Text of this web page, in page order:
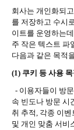
회사는 개인화되
를 저장하고 수시
이트를 운영하는
주 작은 텍스트 파
다음과 같은 목적
(1) 쿠키 등 사용 목
- 이용자들이 방
속 빈도나 방문 시
취 추적 각종 이벤
및 개인 맞춤 서비